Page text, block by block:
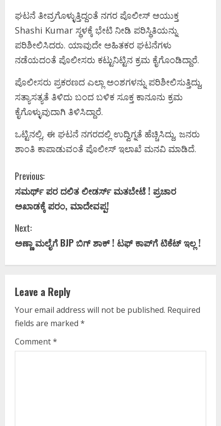
ಘಟನೆ ತೀವ್ರಗೊಳ್ಳುತ್ತಿದ್ದಂತೆ ನಗರ ಪೊಲೀಸ್ ಆಯುಕ್ತ
Shashi Kumar ಸ್ಥಳಕ್ಕೆ ಭೇಟಿ ನೀಡಿ ಪರಿಸ್ಥಿತಿಯನ್ನು
ಪರಿಶೀಲಿಸಿದರು. ಯಾವುದೇ ಅಹಿತಕರ ಘಟನೆಗಳು
ನಡೆಯದಂತೆ ಪೊಲೀಸರು ಕಟ್ಟುನಿಟ್ಟಿನ ಕ್ರಮ ಕೈಗೊಂಡಿದ್ದಾರೆ.
ಪೊಲೀಸರು ಪ್ರಕರಣದ ಎಲ್ಲಾ ಅಂಶಗಳನ್ನು ಪರಿಶೀಲಿಸುತ್ತಿದ್ದು,
ಸತ್ಯಾಸತ್ಯತೆ ತಿಳಿದು ಬಂದ ಬಳಿಕ ಸೂಕ್ತ ಕಾನೂನು ಕ್ರಮ
ಕೈಗೊಳ್ಳುವುದಾಗಿ ತಿಳಿಸಿದ್ದಾರೆ.
ಒಟ್ಟಿನಲ್ಲಿ, ಈ ಘಟನೆ ನಗರದಲ್ಲಿ ಉದ್ವಿಗ್ನತೆ ಹೆಚ್ಚಿಸಿದ್ದು, ಜನರು
ಶಾಂತಿ ಕಾಪಾಡುವಂತೆ ಪೊಲೀಸ್ ಇಲಾಖೆ ಮನವಿ ಮಾಡಿದೆ.
C
o
n
t
i
n
u
e
R
Previous:
ಸಮರ್ಥ್‌ ಪರ ದಲಿತ ಲೀಡರ್ಸ್‌ ಮತಬೇಟೆ ! ಪ್ರಚಾರ
ಅಖಾಡಕ್ಕೆ ಪರಂ, ಮಾದೇವಪ್ಪ!
Next:
ಅಣ್ಣಾ ಮಲೈಗೆ BJP ಬಿಗ್‌ ಶಾಕ್‌ ! ಟಫ್‌ ಕಾಪ್‌ಗೆ ಟಿಕೆಟ್‌ ಇಲ್ಲ !
Leave a Reply
Your email address will not be published. Required
fields are marked *
Comment*